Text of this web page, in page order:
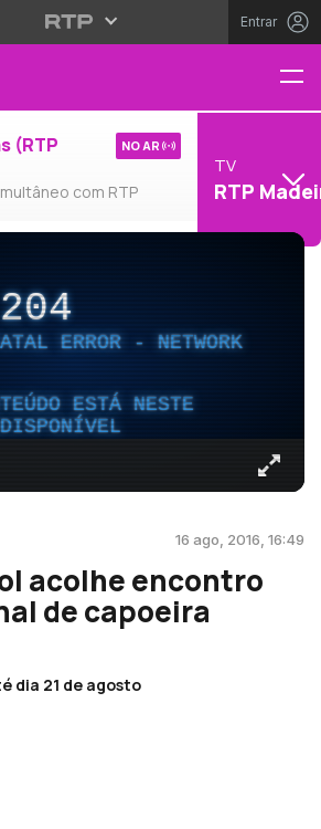
Entrar
(RTP
com RTP
NO AR
TV
RTP
204
ERROR - NETWORK
ESTÁ NESTE
16 ago, 2016, 16:49
acolhe encontro
de capoeira
dia 21 de agosto